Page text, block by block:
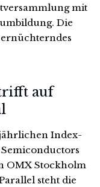
mit
Die
auf
Index-
OMX Stockholm
steht die